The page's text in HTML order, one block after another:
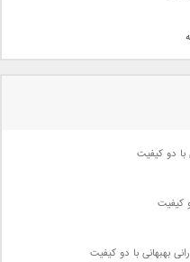
با دو کیفیت
کیفیت
بهبهانی با دو کیفیت